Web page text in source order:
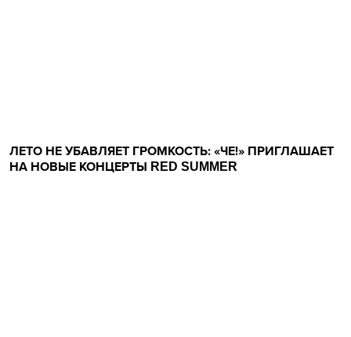
ЛЕТО НЕ УБАВЛЯЕТ ГРОМКОСТЬ: «ЧЕ!» ПРИГЛАШАЕТ
НА НОВЫЕ КОНЦЕРТЫ RED SUMMER